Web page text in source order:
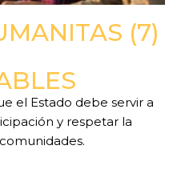
(7)
el Estado debe servir a
y respetar la